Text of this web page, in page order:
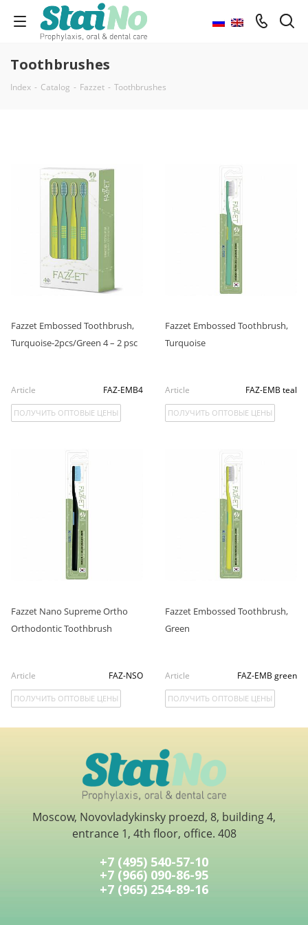
Toothbrushes
Index - Catalog - Fazzet - Toothbrushes
Fazzet Embossed Toothbrush,
Turquoise-2pcs/Green 4 – 2 psc
Article FAZ-EMB4
ПОЛУЧИТЬ ОПТОВЫЕ ЦЕНЫ
Fazzet Embossed Toothbrush,
Turquoise
Article FAZ-EMB teal
ПОЛУЧИТЬ ОПТОВЫЕ ЦЕНЫ
Fazzet Nano Supreme Ortho
Orthodontic Toothbrush
Article FAZ-NSO
ПОЛУЧИТЬ ОПТОВЫЕ ЦЕНЫ
Fazzet Embossed Toothbrush,
Green
Article FAZ-EMB green
ПОЛУЧИТЬ ОПТОВЫЕ ЦЕНЫ
Moscow, Novovladykinsky proezd, 8, building 4,
entrance 1, 4th floor, office. 408
+7 (495) 540-57-10
+7 (966) 090-86-95
+7 (965) 254-89-16